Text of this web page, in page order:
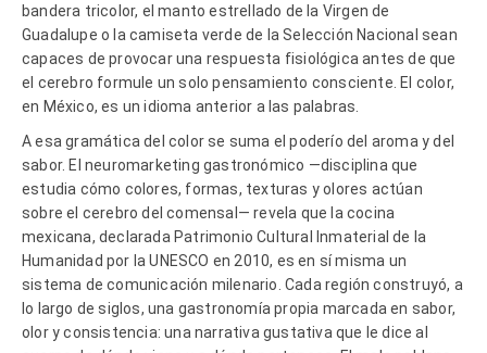
bandera tricolor, el manto estrellado de la Virgen de
Guadalupe o la camiseta verde de la Selección Nacional sean
capaces de provocar una respuesta fisiológica antes de que
el cerebro formule un solo pensamiento consciente. El color,
en México, es un idioma anterior a las palabras.
A esa gramática del color se suma el poderío del aroma y del
sabor. El neuromarketing gastronómico —disciplina que
estudia cómo colores, formas, texturas y olores actúan
sobre el cerebro del comensal— revela que la cocina
mexicana, declarada Patrimonio Cultural Inmaterial de la
Humanidad por la UNESCO en 2010, es en sí misma un
sistema de comunicación milenario. Cada región construyó, a
lo largo de siglos, una gastronomía propia marcada en sabor,
olor y consistencia: una narrativa gustativa que le dice al